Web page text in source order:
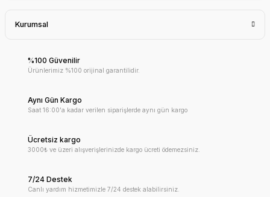
Kurumsal
%100 Güvenilir
Ürünlerimiz %100 orijinal garantilidir.
Aynı Gün Kargo
Saat 16:00'a kadar verilen siparişlerde aynı gün kargo
Ücretsiz kargo
3000₺ ve üzeri alışverişlerinizde kargo ücreti ödemezsiniz.
7/24 Destek
Canlı yardım hizmetimizle 7/24 destek alabilirsiniz.